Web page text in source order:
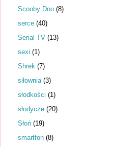
Scooby Doo (8)
serce (40)
Serial TV (13)
sexi (1)
Shrek (7)
siłownia (3)
słodkości (1)
słodycze (20)
Słoń (19)
smartfon (8)